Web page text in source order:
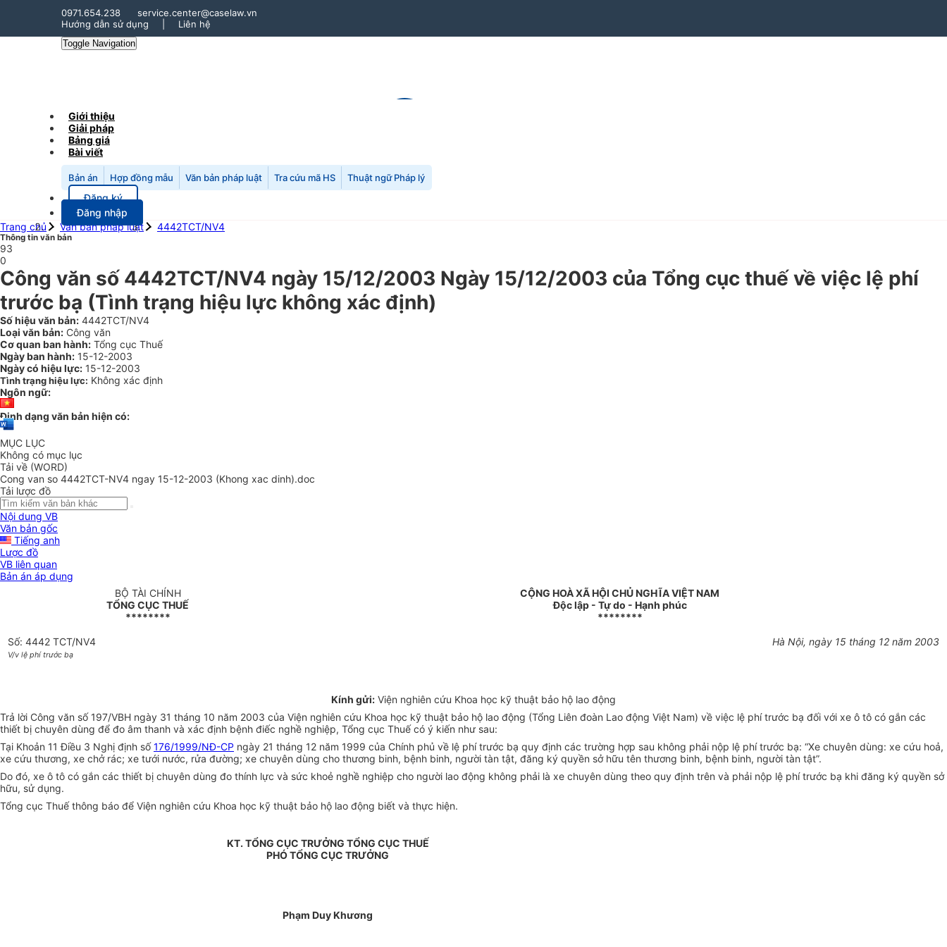
0971.654.238
service.center@caselaw.vn
Hướng dẫn sử dụng
Liên hệ
Toggle Navigation
Giới thiệu
Giải pháp
Bảng giá
Bài viết
Bản án Hợp đồng mẫu Văn bản pháp luật Tra cứu mã HS Thuật ngữ Pháp lý
Đăng ký
Đăng nhập
Trang chủ
Văn bản pháp luật 4442TCT/NV4
Thông tin văn bản
93
0
Công văn số 4442TCT/NV4 ngày 15/12/2003 Ngày 15/12/2003 của Tổng cục thuế về việc lệ phí
trước bạ (Tình trạng hiệu lực không xác định)
Số hiệu văn bản: 4442TCT/NV4
Loại văn bản: Công văn
Cơ quan ban hành: Tổng cục Thuế
Ngày ban hành: 15-12-2003
Ngày có hiệu lực: 15-12-2003
Tình trạng hiệu lực: Không xác định
Ngôn ngữ:
Định dạng văn bản hiện có:
MỤC LỤC
Không có mục lục
Tải về (WORD)
Cong van so 4442TCT-NV4 ngay 15-12-2003 (Khong xac dinh).doc
Tải lược đồ
Nội dung VB
Văn bản gốc
Tiếng anh
Lược đồ
VB liên quan
Bản án áp dụng
BỘ TÀI CHÍNH
TỔNG CỤC THUẾ
********
CỘNG HOÀ XÃ HỘI CHỦ NGHĨA VIỆT NAM
Độc lập - Tự do - Hạnh phúc
********
Số: 4442 TCT/NV4
V/v lệ phí trước bạ
Hà Nội, ngày 15 tháng 12 năm 2003
Kính gửi: Viện nghiên cứu Khoa học kỹ thuật bảo hộ lao động
Trả lời Công văn số 197/VBH ngày 31 tháng 10 năm 2003 của Viện nghiên cứu Khoa học kỹ thuật bảo hộ lao động (Tổng Liên đoàn Lao động Việt Nam) về việc lệ phí trước bạ đối với xe ô tô có gắn các
thiết bị chuyên dùng để đo âm thanh và xác định bệnh điếc nghề nghiệp, Tổng cục Thuế có ý kiến như sau:
Tại Khoản 11 Điều 3 Nghị định số176/1999/NĐ-CP ngày 21 tháng 12 năm 1999 của Chính phủ về lệ phí trước bạ quy định các trường hợp sau không phải nộp lệ phí trước bạ: “Xe chuyên dùng: xe cứu hoả,
xe cứu thương, xe chở rác; xe tưới nước, rửa đường; xe chuyên dùng cho thương binh, bệnh binh, người tàn tật, đăng ký quyền sở hữu tên thương binh, bệnh binh, người tàn tật”.
Do đó, xe ô tô có gắn các thiết bị chuyên dùng đo thính lực và sức khoẻ nghề nghiệp cho người lao động không phải là xe chuyên dùng theo quy định trên và phải nộp lệ phí trước bạ khi đăng ký quyền sở
hữu, sử dụng.
Tổng cục Thuế thông báo để Viện nghiên cứu Khoa học kỹ thuật bảo hộ lao động biết và thực hiện.
KT. TỔNG CỤC TRƯỞNG TỔNG CỤC THUẾ
PHÓ TỔNG CỤC TRƯỞNG
Phạm Duy Khương